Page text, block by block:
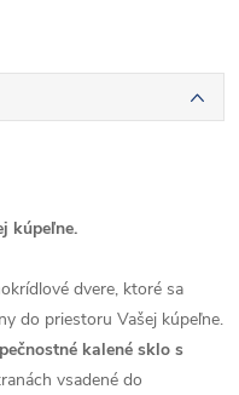
kúpeľne.
dvere, ktoré sa
do priestoru Vašej kúpeľne.
kalené sklo s
vsadené do